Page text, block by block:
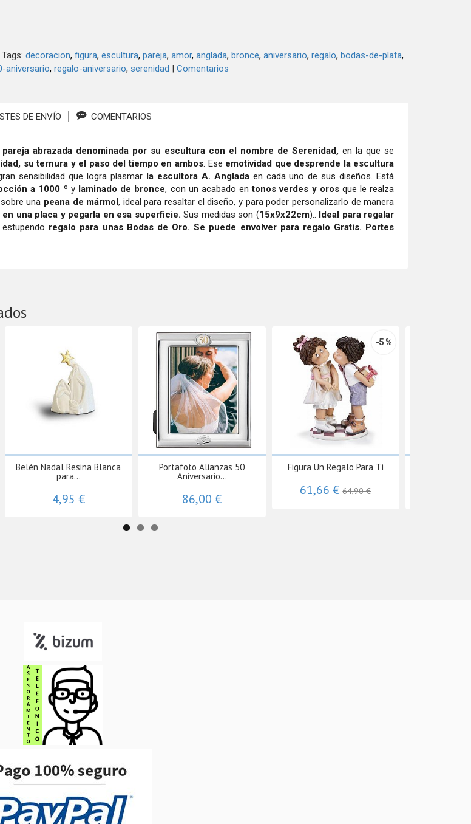
Tags: decoracion figura escultura pareja amor anglada bronce aniversario regalo bodas-de-plata
aniversario regalo-aniversario serenidad | Comentarios
DE ENVÍO COMENTARIOS
abrazada denominada por su escultura con el nombre de Serenidad, en la que se
su ternura y el paso del tiempo en ambos. Ese emotividad que desprende la escultura
sensibilidad que logra plasmarla escultora A. Angladaen cada uno de sus diseños. Está
a 1000 º y laminado de bronce, con un acabado entonos verdes y orosque le realza
una peana de mármol, ideal para resaltar el diseño, y para poder personalizarlo de manera
una placa y pegarla en esa superficie. Sus medidas son (15x9x22cm).. Ideal para regalar
regalo para unas Bodas de Oro. Se puede envolver para regalo Gratis. Portes
Belén Nadal Resina Blanca
para...
4,95 €
Portafoto Alianzas 50
Aniversario...
86,00 €
-5 %
Figura Un Regalo Para Ti
61,66 €64,90 €